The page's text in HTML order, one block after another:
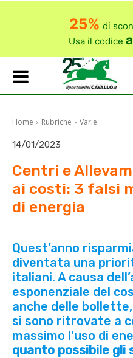
25% di
Usa il codice
Home Rubriche Varie
14/01/2023
Centri e
ai costi: 3 falsi
di energia
Quest’anno
diventata una
italiani. A causa
esponenziale del
anche delle
si sono ritrovate a
massimo l’uso di
quanto possibile gli